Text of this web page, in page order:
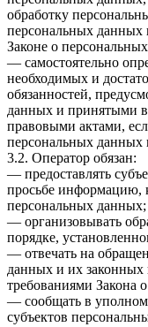
обработку
персональных данных
Законе о
— самостоятельно
необходимых и
обязанностей,
данных и принятыми
правовыми актами,
персональных данных
3.2. Оператор обязан:
— предоставлять
просьбе информацию,
персональных данных;
— организовывать
порядке,
— отвечать на
данных и их законных
требованиями Закона
— сообщать в
субъектов